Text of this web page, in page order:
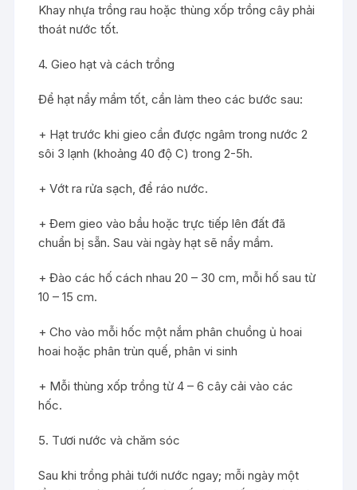
Khay nhựa trồng rau hoặc thùng xốp trồng cây phải
thoát nước tốt.
4. Gieo hạt và cách trồng
Để hạt nẩy mầm tốt, cần làm theo các bước sau:
+ Hạt trước khi gieo cần được ngâm trong nước 2
sôi 3 lạnh (khoảng 40 độ C) trong 2-5h.
+ Vớt ra rửa sạch, để ráo nước.
+ Đem gieo vào bầu hoặc trực tiếp lên đất đã
chuẩn bị sẵn. Sau vài ngày hạt sẽ nẩy mầm.
+ Đào các hố cách nhau 20 – 30 cm, mỗi hố sau từ
10 – 15 cm.
+ Cho vào mỗi hốc một nắm phân chuồng ủ hoai
hoai hoặc phân trùn quế, phân vi sinh
+ Mỗi thùng xốp trồng từ 4 – 6 cây cải vào các
hốc.
5. Tươi nước và chăm sóc
Sau khi trồng phải tưới nước ngay; mỗi ngày một